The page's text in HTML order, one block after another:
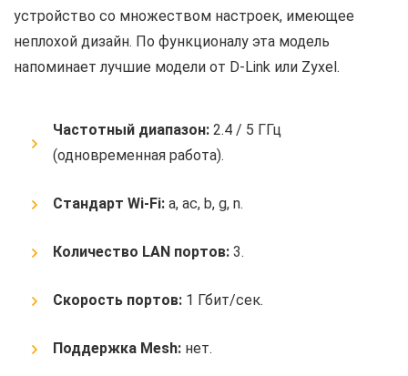
устройство со множеством настроек, имеющее
неплохой дизайн. По функционалу эта модель
напоминает лучшие модели от D-Link или Zyxel.
Частотный диапазон: 2.4 / 5 ГГц
(одновременная работа).
Стандарт Wi-Fi: a, ac, b, g, n.
Количество LAN портов: 3.
Скорость портов: 1 Гбит/сек.
Поддержка Mesh: нет.